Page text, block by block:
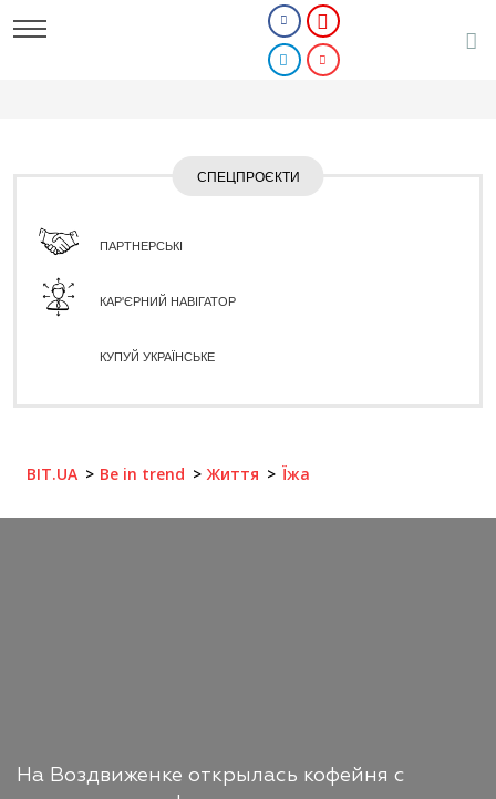
СПЕЦПРОЄКТИ
ПАРТНЕРСЬКІ
КАР'ЄРНИЙ НАВІГАТОР
КУПУЙ УКРАЇНСЬКЕ
BIT.UA Be in trend Життя Їжа
На Воздвиженке открылась кофейня с